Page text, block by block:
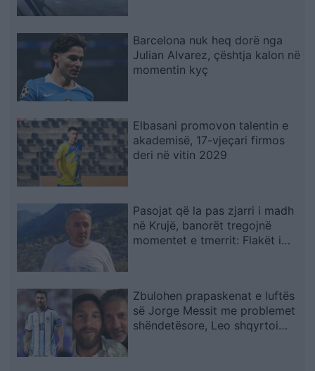
Barcelona nuk heq dorë nga
Julian Alvarez, çështja kalon në
momentin kyç
Elbasani promovon talentin e
akademisë, 17-vjeçari firmos
deri në vitin 2029
Pasojat që la pas zjarri i madh
në Krujë, banorët tregojnë
momentet e tmerrit: Flakët i
Zbulohen prapaskenat e luftës
së Jorge Messit me problemet
shëndetësore, Leo shqyrtoi